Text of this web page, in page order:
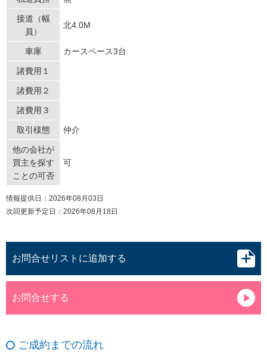
接道（幅
員）
北4.0M
車庫 カースペース3台
諸費用１
諸費用２
諸費用３
取引様態 仲介
他の会社が
買主を探す
ことの可否
可
情報提供日：2026年08月03日
次回更新予定日：2026年08月18日
お問合せリストに追加する
お問合せする
ご成約までの流れ